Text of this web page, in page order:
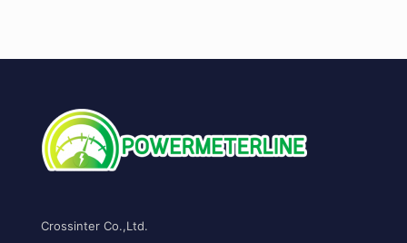
Crossinter Co.,Ltd.